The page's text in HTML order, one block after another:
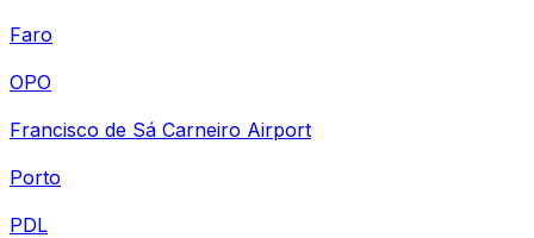
Faro
OPO
Francisco de Sá Carneiro Airport
Porto
PDL